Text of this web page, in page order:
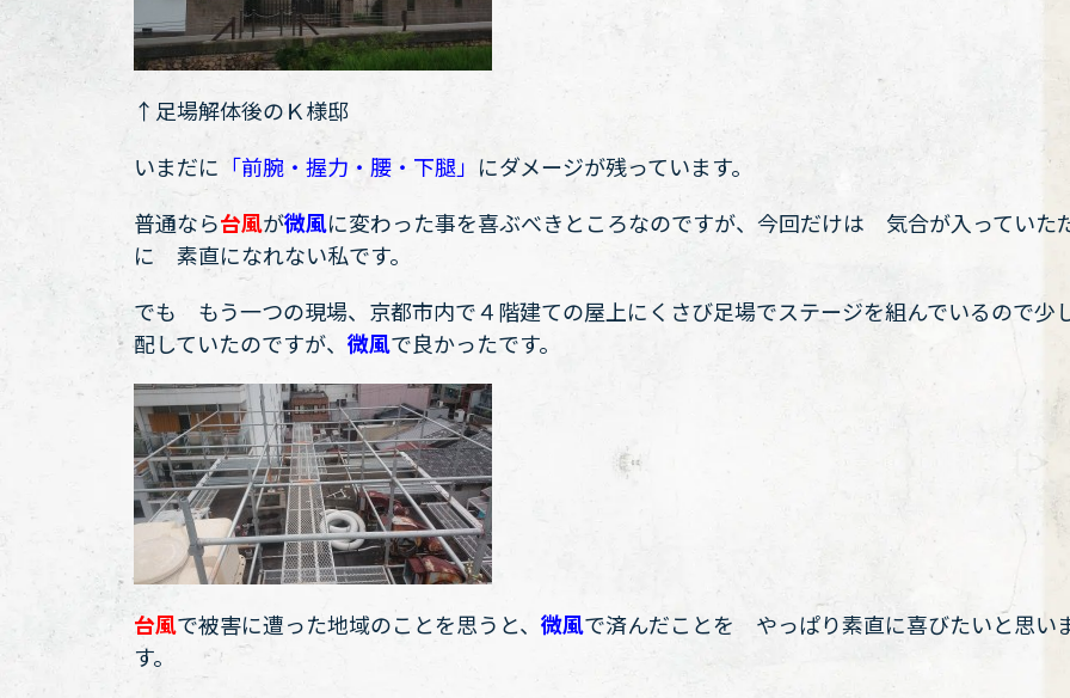
↑足場解体後のＫ様邸
いまだに 「前腕・握力・腰・下腿」 にダメージが残っています。
普通なら台風が微風に変わった事を喜ぶべきところなのですが、今回だけは 気合が入っていた
に 素直になれない私です。
でも もう一つの現場、京都市内で４階建ての屋上にくさび足場でステージを組んでいるので少
配していたのですが、 微風で良かったです。
台風で被害に遭った地域のことを思うと、 微風で済んだことを やっぱり素直に喜びたいと思い
す。